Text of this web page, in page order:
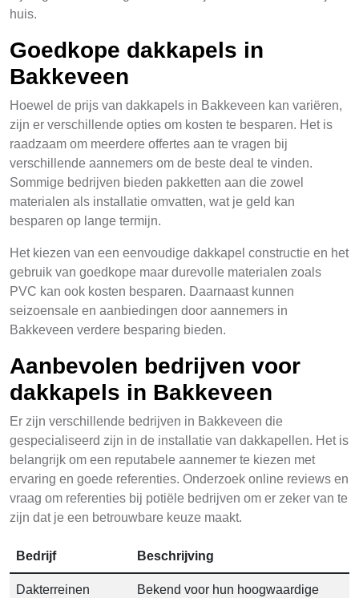
huis.
Goedkope dakkapels in
Bakkeveen
Hoewel de prijs van dakkapels in Bakkeveen kan variëren,
zijn er verschillende opties om kosten te besparen. Het is
raadzaam om meerdere offertes aan te vragen bij
verschillende aannemers om de beste deal te vinden.
Sommige bedrijven bieden pakketten aan die zowel
materialen als installatie omvatten, wat je geld kan
besparen op lange termijn.
Het kiezen van een eenvoudige dakkapel constructie en het
gebruik van goedkope maar durevolle materialen zoals
PVC kan ook kosten besparen. Daarnaast kunnen
seizoensale en aanbiedingen door aannemers in
Bakkeveen verdere besparing bieden.
Aanbevolen bedrijven voor
dakkapels in Bakkeveen
Er zijn verschillende bedrijven in Bakkeveen die
gespecialiseerd zijn in de installatie van dakkapellen. Het is
belangrijk om een reputabele aannemer te kiezen met
ervaring en goede referenties. Onderzoek online reviews en
vraag om referenties bij potiële bedrijven om er zeker van te
zijn dat je een betrouwbare keuze maakt.
Bedrijf Beschrijving
Dakterreinen
Bekend voor hun hoogwaardige